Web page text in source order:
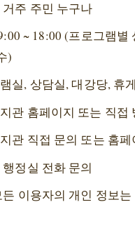
거주 주민 누구나
~ 18:00 (프로그램별
)
실, 상담실, 대강당, 휴
관 홈페이지 또는 직접
관 직접 문의 또는 홈
정실 전화 문의
든 이용자의 개인 정보